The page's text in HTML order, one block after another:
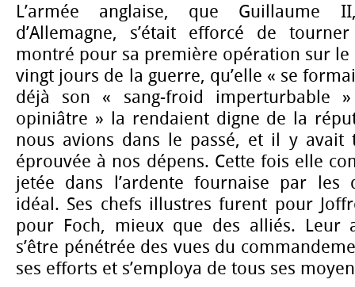
L’armée anglaise, que Guillaume
d’Allemagne, s’était efforcé de
montré pour sa première opération sur le
vingt jours de la guerre, qu’elle « se
déjà son « sang-froid imperturbable
opiniâtre » la rendaient digne de la
nous avions dans le passé, et il y avait
éprouvée à nos dépens. Cette fois elle
jetée dans l’ardente fournaise par les
idéal. Ses chefs illustres furent pour
pour Foch, mieux que des alliés. Leur
s’être pénétrée des vues du
ses efforts et s’employa de tous ses